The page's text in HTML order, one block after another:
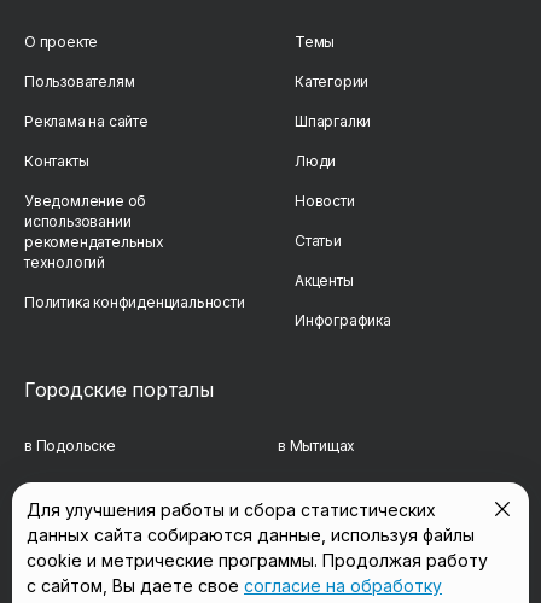
О проекте
Пользователям
Реклама на сайте
Контакты
Уведомление об
использовании
рекомендательных
технологий
Политика конфиденциальности
Темы
Категории
Шпаргалки
Люди
Новости
Статьи
Акценты
Инфографика
Городские порталы
в Подольске в Мытищах
в Сергиевом Посаде в Люберцах
в Красногорске в Королёве
Для улучшения работы и сбора статистических
данных сайта собираются данные, используя файлы
cookie и метрические программы. Продолжая работу
с сайтом, Вы даете свое согласие на обработку